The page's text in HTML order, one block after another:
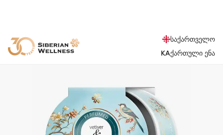
საქართველო
KAქართული ენა